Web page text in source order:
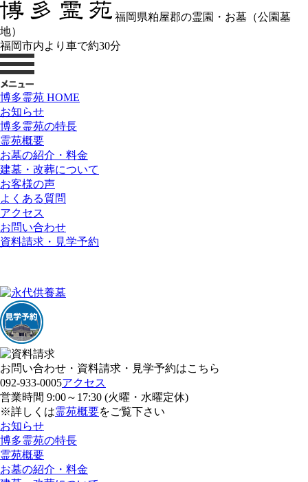
福岡県粕屋郡の霊園・お墓（公園墓
地）
福岡市内より車で約30分
博多霊苑 HOME
お知らせ
博多霊苑の特長
霊苑概要
お墓の紹介・料金
建墓・改葬について
お客様の声
よくある質問
アクセス
お問い合わせ
資料請求・見学予約
お問い合わせ・資料請求・見学予約はこちら
092-933-0005アクセス
営業時間 9:00～17:30 (火曜・水曜定休)
※詳しくは霊苑概要をご覧下さい
お知らせ
博多霊苑の特長
霊苑概要
お墓の紹介・料金